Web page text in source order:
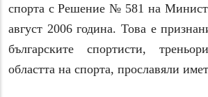
спорта с Решение № 581 на
август 2006 година. Това е
българските спортисти,
областта на спорта, прославяли